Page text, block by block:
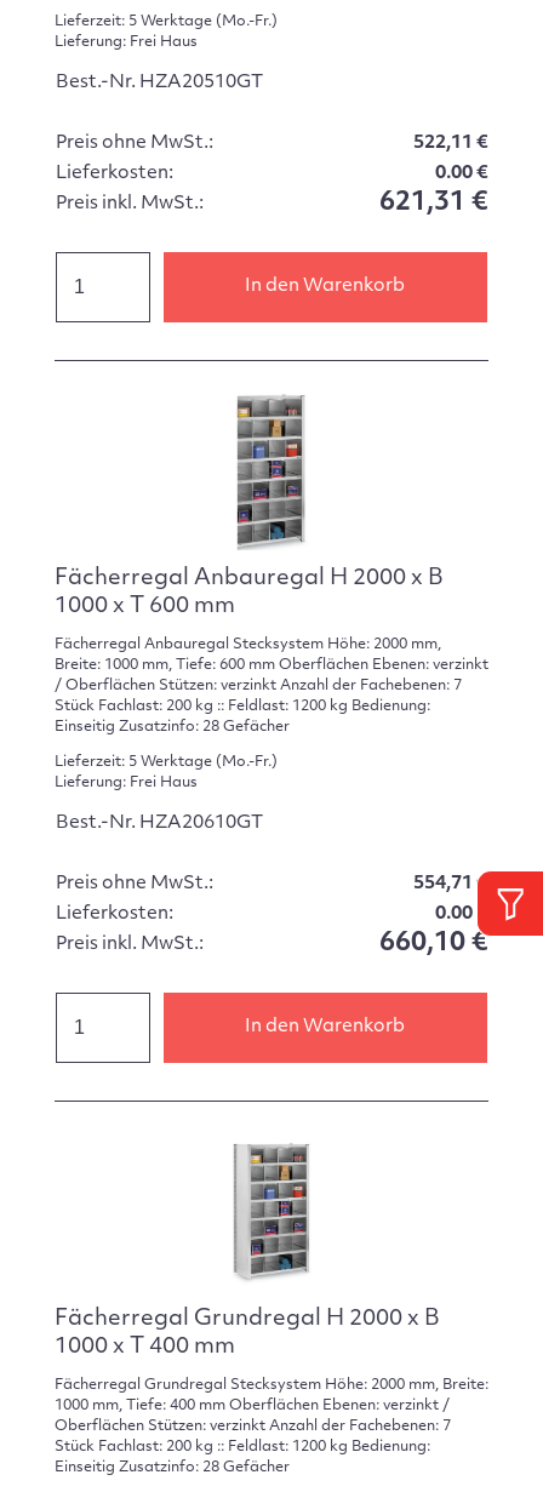
Lieferzeit: 5 Werktage (Mo.-Fr.)
Lieferung: Frei Haus
Best.-Nr. HZA20510GT
Preis ohne MwSt.:
522,11 €
Lieferkosten:
0.00 €
Preis inkl. MwSt.:
621,31 €
In den Warenkorb
Fächerregal Anbauregal H 2000 x B
1000 x T 600 mm
Fächerregal Anbauregal Stecksystem Höhe: 2000 mm,
Breite: 1000 mm, Tiefe: 600 mm Oberflächen Ebenen: verzinkt
/ Oberflächen Stützen: verzinkt Anzahl der Fachebenen: 7
Stück Fachlast: 200 kg :: Feldlast: 1200 kg Bedienung:
Einseitig Zusatzinfo: 28 Gefächer
Lieferzeit: 5 Werktage (Mo.-Fr.)
Lieferung: Frei Haus
Best.-Nr. HZA20610GT
Preis ohne MwSt.:
554,71 €
Lieferkosten:
0.00 €
Preis inkl. MwSt.:
660,10 €
In den Warenkorb
Fächerregal Grundregal H 2000 x B
1000 x T 400 mm
Fächerregal Grundregal Stecksystem Höhe: 2000 mm, Breite:
1000 mm, Tiefe: 400 mm Oberflächen Ebenen: verzinkt /
Oberflächen Stützen: verzinkt Anzahl der Fachebenen: 7
Stück Fachlast: 200 kg :: Feldlast: 1200 kg Bedienung:
Einseitig Zusatzinfo: 28 Gefächer